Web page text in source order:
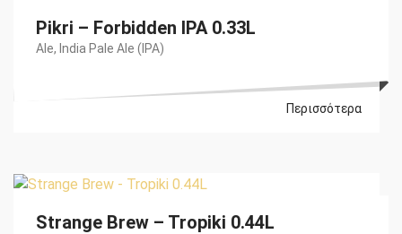
Pikri – Forbidden IPA 0.33L
Ale, India Pale Ale (IPA)
Περισσότερα
Strange Brew – Tropiki 0.44L